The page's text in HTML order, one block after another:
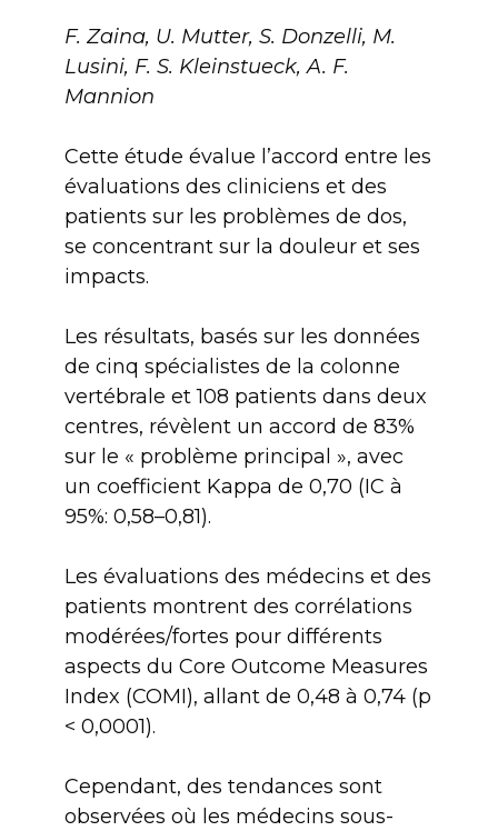
F. Zaina, U. Mutter, S. Donzelli, M.
Lusini, F. S. Kleinstueck, A. F.
Mannion
Cette étude évalue l’accord entre les
évaluations des cliniciens et des
patients sur les problèmes de dos,
se concentrant sur la douleur et ses
impacts.
Les résultats, basés sur les données
de cinq spécialistes de la colonne
vertébrale et 108 patients dans deux
centres, révèlent un accord de 83%
sur le « problème principal », avec
un coefficient Kappa de 0,70 (IC à
95%: 0,58–0,81).
Les évaluations des médecins et des
patients montrent des corrélations
modérées/fortes pour différents
aspects du Core Outcome Measures
Index (COMI), allant de 0,48 à 0,74 (p
< 0,0001).
Cependant, des tendances sont
observées où les médecins sous-